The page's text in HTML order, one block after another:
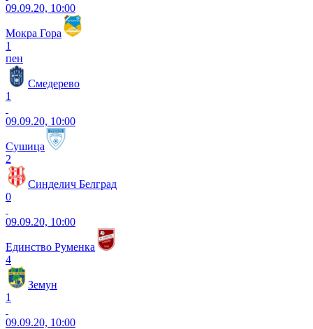
09.09.20, 10:00
Мокра Гора
1
пен
Смедерево
1
09.09.20, 10:00
Сушица
2
Синделич Белград
0
09.09.20, 10:00
Единство Руменка
4
Земун
1
09.09.20, 10:00